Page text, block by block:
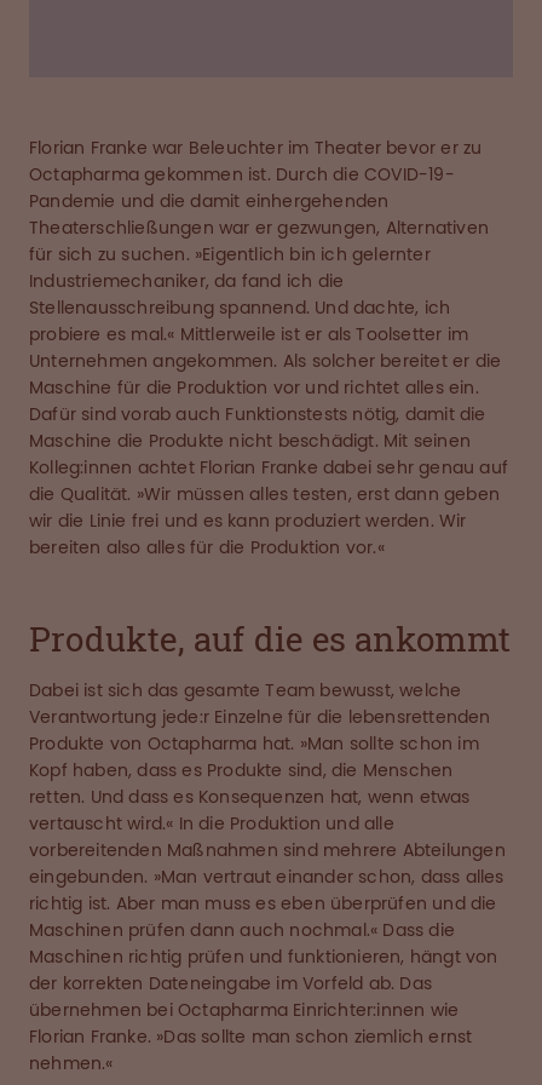
Florian Franke war Beleuchter im Theater bevor er zu
Octapharma gekommen ist. Durch die COVID-19-
Pandemie und die damit einhergehenden
Theaterschließungen war er gezwungen, Alternativen
für sich zu suchen. »Eigentlich bin ich gelernter
Industriemechaniker, da fand ich die
Stellenausschreibung spannend. Und dachte, ich
probiere es mal.« Mittlerweile ist er als Toolsetter im
Unternehmen angekommen. Als solcher bereitet er die
Maschine für die Produktion vor und richtet alles ein.
Dafür sind vorab auch Funktionstests nötig, damit die
Maschine die Produkte nicht beschädigt. Mit seinen
Kolleg:innen achtet Florian Franke dabei sehr genau auf
die Qualität. »Wir müssen alles testen, erst dann geben
wir die Linie frei und es kann produziert werden. Wir
bereiten also alles für die Produktion vor.«
Produkte, auf die es ankommt
Dabei ist sich das gesamte Team bewusst, welche
Verantwortung jede:r Einzelne für die lebensrettenden
Produkte von Octapharma hat. »Man sollte schon im
Kopf haben, dass es Produkte sind, die Menschen
retten. Und dass es Konsequenzen hat, wenn etwas
vertauscht wird.« In die Produktion und alle
vorbereitenden Maßnahmen sind mehrere Abteilungen
eingebunden. »Man vertraut einander schon, dass alles
richtig ist. Aber man muss es eben überprüfen und die
Maschinen prüfen dann auch nochmal.« Dass die
Maschinen richtig prüfen und funktionieren, hängt von
der korrekten Dateneingabe im Vorfeld ab. Das
übernehmen bei Octapharma Einrichter:innen wie
Florian Franke. »Das sollte man schon ziemlich ernst
nehmen.«